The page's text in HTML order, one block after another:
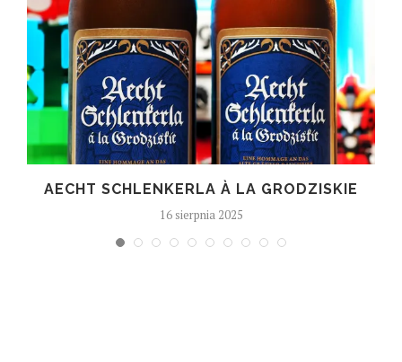
AECHT SCHLENKERLA À LA GRODZISKIE
16 sierpnia 2025